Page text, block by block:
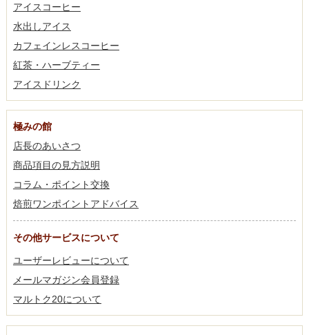
アイスコーヒー
水出しアイス
カフェインレスコーヒー
紅茶・ハーブティー
アイスドリンク
極みの館
店長のあいさつ
商品項目の見方説明
コラム・ポイント交換
焙煎ワンポイントアドバイス
その他サービスについて
ユーザーレビューについて
メールマガジン会員登録
マルトク20について